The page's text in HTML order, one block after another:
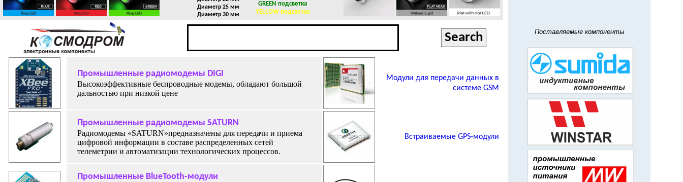
Диаметр 25 мм
Диаметр 30 мм
GREEN подсветка
YELLOW подсветка
Промышленные радиомодемы DIGI
Высокоэффективные беспроводные модемы, обладают большой
дальностью при низкой цене
Модули для передачи данных в
системе GSM
Промышленные радиомодемы SATURN
Радиомодемы «SATURN»предназначены для передачи и приема
цифровой информации в составе распределенных сетей
телеметрии и автоматизации технологических процессов.
Встраиваемые GPS-модули
Промышленные BlueTooth-модули
Поставляемые компоненты